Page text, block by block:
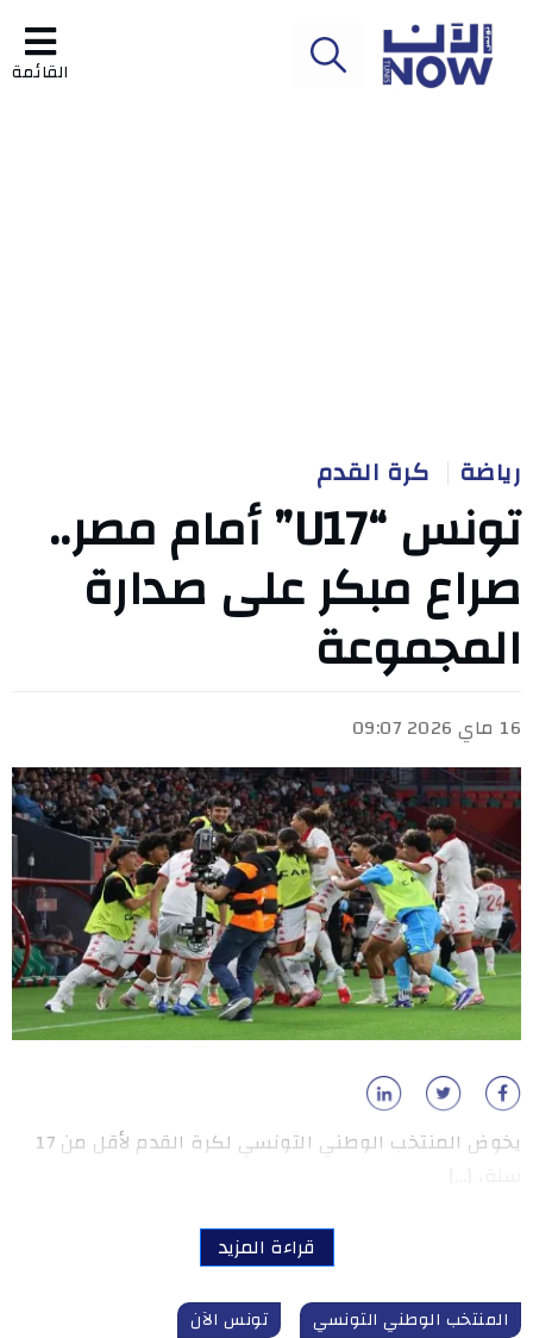
القائمة
رياضة كرة القدم
تونس “U17” أمام مصر..
صراع مبكر على صدارة
المجموعة
16 ماي 2026 09:07
يخوض المنتخب الوطني التونسي لكرة القدم لأقل من 17
قراءة المزيد
المنتخب الوطني التونسي
تونس الآن